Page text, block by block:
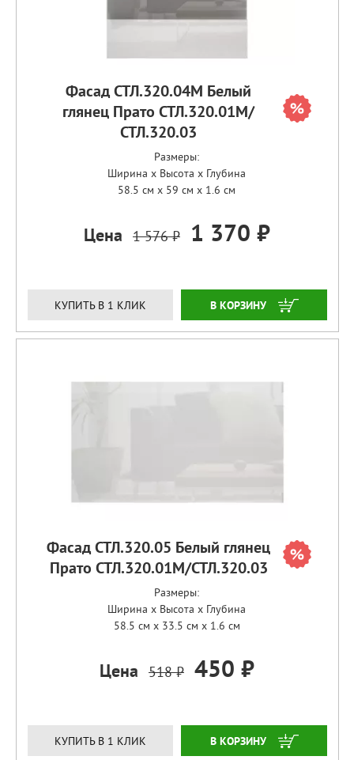
Фасад СТЛ.320.04М Белый
глянец Прато СТЛ.320.01М/
СТЛ.320.03
Размеры:
Ширина x Высота x Глубина
58.5 см x 59 см x 1.6 см
Цена 1 576 ₽ 1 370 ₽
КУПИТЬ В 1 КЛИК ЗАКАЗАТЬ
Фасад СТЛ.320.05 Белый глянец
Прато СТЛ.320.01М/СТЛ.320.03
Размеры:
Ширина x Высота x Глубина
58.5 см x 33.5 см x 1.6 см
Цена 518 ₽ 450 ₽
КУПИТЬ В 1 КЛИК ЗАКАЗАТЬ